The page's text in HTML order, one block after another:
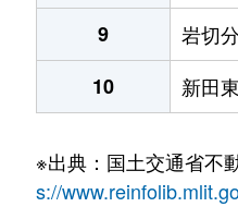
9
岩切
10
新田東
※出典：国土交通省不
s://